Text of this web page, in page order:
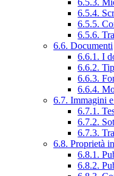
6.5.3.
6.5.4.
6.5.5.
6.5.6.
6.6. Documenti
6.6.1. I
6.6.2.
6.6.3.
6.6.4.
6.7. Immagini
6.7.1.
6.7.2.
6.7.3.
6.8. Proprietà
6.8.1.
6.8.2.